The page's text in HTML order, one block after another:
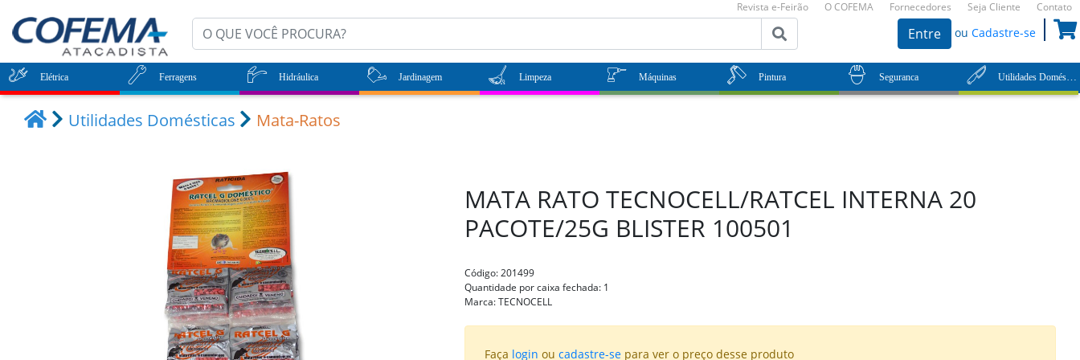
Revista e-Feirão O COFEMA Fornecedores Seja Cliente Contato
Entre ou Cadastre-se
Elétrica Ferragens Hidráulica Jardinagem Limpeza Máquinas Pintura Seguranca Utilidades Domésticas
Utilidades Domésticas Mata-Ratos
MATA RATO TECNOCELL/RATCEL INTERNA 20
PACOTE/25G BLISTER 100501
Código:201499
Quantidade por caixa fechada:1
Marca:TECNOCELL
Faça login ou cadastre-separa ver o preço desse produto